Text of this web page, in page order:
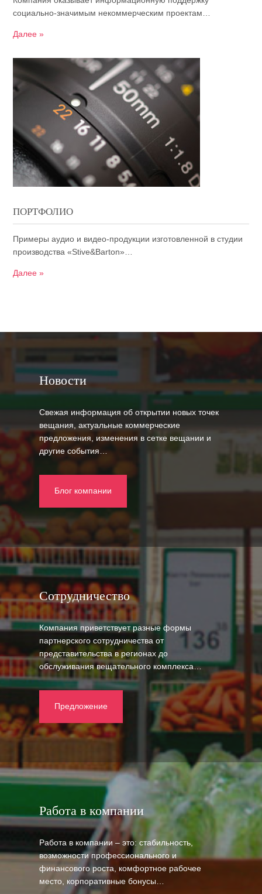
социально-значимым некоммерческим проектам…
Далее »
ПОРТФОЛИО
Примеры аудио и видео-продукции изготовленной в студии
производства «Stive&Barton»…
Далее »
Новости
Свежая информация об открытии новых точек
вещания, актуальные коммерческие
предложения, изменения в сетке вещании и
другие события…
Блог компании
Сотрудничество
Компания приветствует разные формы
партнерского сотрудничества от
представительства в регионах до
обслуживания вещательного комплекса…
Предложение
Работа в компании
Работа в компании – это: стабильность,
возможности профессионального и
финансового роста, комфортное рабочее
место, корпоративные бонусы…